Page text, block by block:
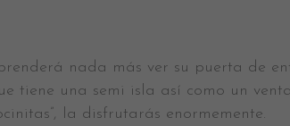
nada más ver su puerta de
tiene una semi isla así como un
la disfrutarás enormemente.